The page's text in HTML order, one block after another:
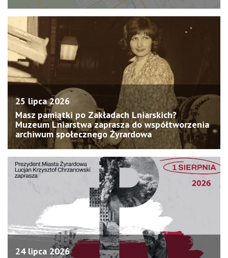
25 lipca 2026
Masz pamiątki po Zakładach Lniarskich?
Muzeum Lniarstwa zaprasza do współtworzenia
archiwum społecznego Żyrardowa
24 lipca 2026